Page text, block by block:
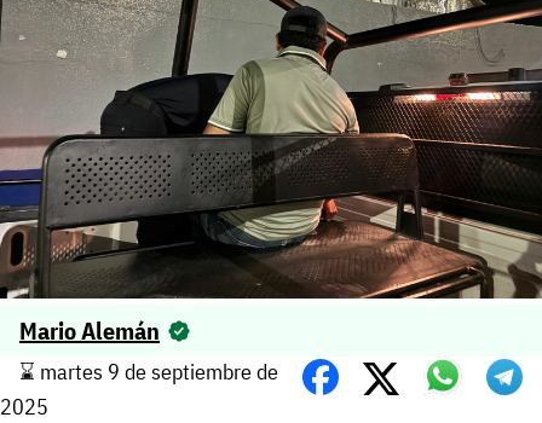
Mario Alemán
⌛️ martes 9 de septiembre de
2025